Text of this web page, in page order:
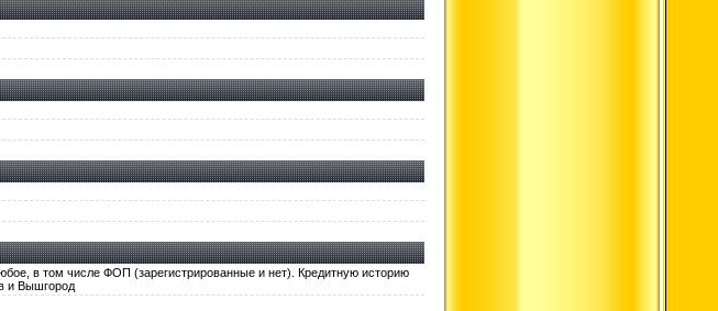
в том числе ФОП (зарегистрированные и нет). Кредитную историю
и Вышгород